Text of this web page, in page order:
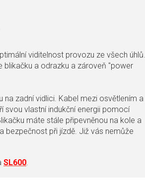
viditelnost provozu ze všech úhlů.
blikačku a odrazku a zároveň "power
zadní vidlici. Kabel mezi osvětlením a
svou vlastní indukční energii pomocí
máte stále připevněnou na kole a
bezpečnost při jízdě. Již vás nemůže
SL600.